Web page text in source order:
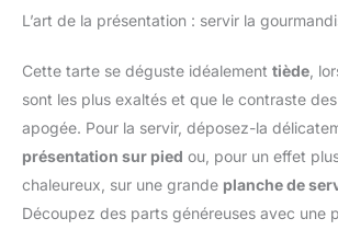
conservent leur
garantissent
tâches
Control for
Cooking: Notre
cuisine assure
l'huile avec un
d'utilisation. Ce
chaleur et
elle est
confidence.
【Durabilité】
conception
notre brosse
L’art de la présentation : servir la
Cette tarte se déguste idéalement tiède,
sont les plus exaltés et que le contraste
apogée. Pour la servir, déposez-la
présentation sur pied ou, pour un effet
chaleureux, sur une grande planche de
Découpez des parts généreuses avec une